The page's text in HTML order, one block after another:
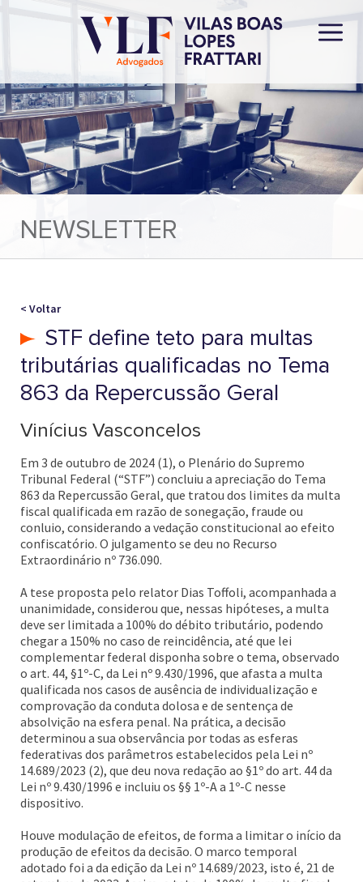
NEWSLETTER
< Voltar
STF define teto para multas
tributárias qualificadas no Tema
863 da Repercussão Geral
Vinícius Vasconcelos
Em 3 de outubro de 2024 (1), o Plenário do Supremo
Tribunal Federal (“STF”) concluiu a apreciação do Tema
863 da Repercussão Geral, que tratou dos limites da multa
fiscal qualificada em razão de sonegação, fraude ou
conluio, considerando a vedação constitucional ao efeito
confiscatório. O julgamento se deu no Recurso
Extraordinário nº 736.090.
A tese proposta pelo relator Dias Toffoli, acompanhada a
unanimidade, considerou que, nessas hipóteses, a multa
deve ser limitada a 100% do débito tributário, podendo
chegar a 150% no caso de reincidência, até que lei
complementar federal disponha sobre o tema, observado
o art. 44, §1º-C, da Lei nº 9.430/1996, que afasta a multa
qualificada nos casos de ausência de individualização e
comprovação da conduta dolosa e de sentença de
absolvição na esfera penal. Na prática, a decisão
determinou a sua observância por todas as esferas
federativas dos parâmetros estabelecidos pela Lei nº
14.689/2023 (2), que deu nova redação ao §1º do art. 44 da
Lei nº 9.430/1996 e incluiu os §§ 1º-A a 1º-C nesse
dispositivo.
Houve modulação de efeitos, de forma a limitar o início da
produção de efeitos da decisão. O marco temporal
adotado foi a da edição da Lei nº 14.689/2023, isto é, 21 de